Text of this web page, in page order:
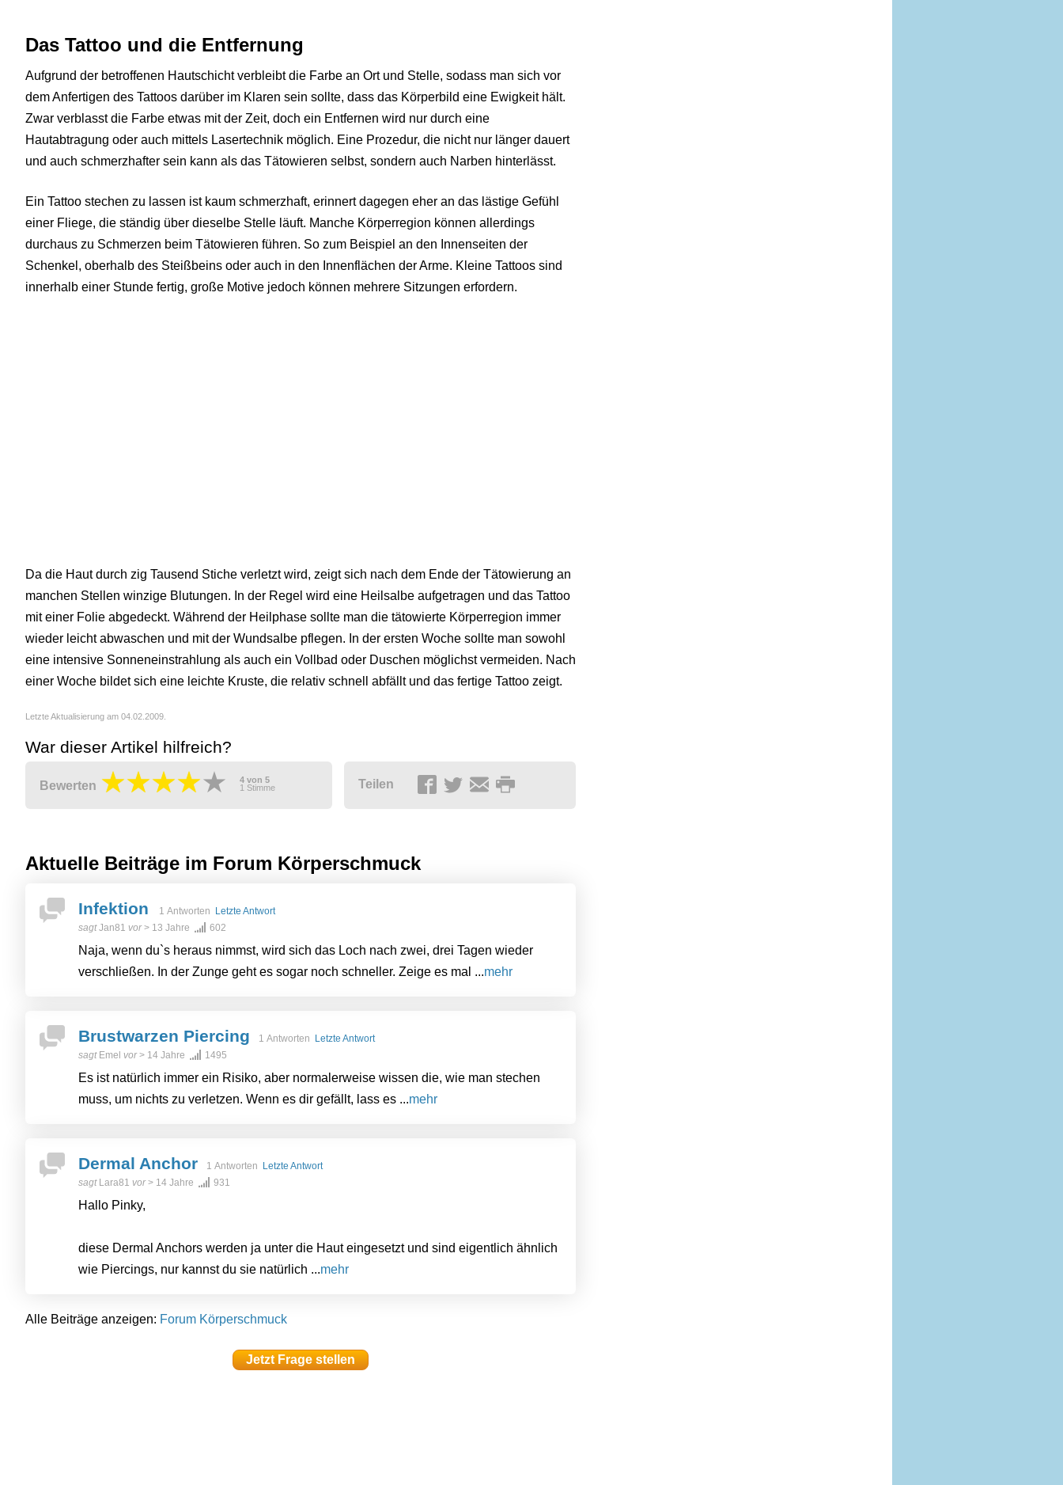
Das Tattoo und die Entfernung
Aufgrund der betroffenen Hautschicht verbleibt die Farbe an Ort und Stelle, sodass man sich vor
dem Anfertigen des Tattoos darüber im Klaren sein sollte, dass das Körperbild eine Ewigkeit hält.
Zwar verblasst die Farbe etwas mit der Zeit, doch ein Entfernen wird nur durch eine
Hautabtragung oder auch mittels Lasertechnik möglich. Eine Prozedur, die nicht nur länger dauert
und auch schmerzhafter sein kann als das Tätowieren selbst, sondern auch Narben hinterlässt.
Ein Tattoo stechen zu lassen ist kaum schmerzhaft, erinnert dagegen eher an das lästige Gefühl
einer Fliege, die ständig über dieselbe Stelle läuft. Manche Körperregion können allerdings
durchaus zu Schmerzen beim Tätowieren führen. So zum Beispiel an den Innenseiten der
Schenkel, oberhalb des Steißbeins oder auch in den Innenflächen der Arme. Kleine Tattoos sind
innerhalb einer Stunde fertig, große Motive jedoch können mehrere Sitzungen erfordern.
Da die Haut durch zig Tausend Stiche verletzt wird, zeigt sich nach dem Ende der Tätowierung an
manchen Stellen winzige Blutungen. In der Regel wird eine Heilsalbe aufgetragen und das Tattoo
mit einer Folie abgedeckt. Während der Heilphase sollte man die tätowierte Körperregion immer
wieder leicht abwaschen und mit der Wundsalbe pflegen. In der ersten Woche sollte man sowohl
eine intensive Sonneneinstrahlung als auch ein Vollbad oder Duschen möglichst vermeiden. Nach
einer Woche bildet sich eine leichte Kruste, die relativ schnell abfällt und das fertige Tattoo zeigt.
Letzte Aktualisierung am 04.02.2009.
War dieser Artikel hilfreich?
Bewerten 4 von 5
1 Stimme Teilen
Aktuelle Beiträge im Forum Körperschmuck
Infektion 1 Antworten Letzte Antwort
sagtJan81 vor> 13 Jahre 602
Naja, wenn du`s heraus nimmst, wird sich das Loch nach zwei, drei Tagen wieder
verschließen. In der Zunge geht es sogar noch schneller. Zeige es mal ...mehr
Brustwarzen Piercing 1 Antworten Letzte Antwort
sagt Emel vor> 14 Jahre 1495
Es ist natürlich immer ein Risiko, aber normalerweise wissen die, wie man stechen
muss, um nichts zu verletzen. Wenn es dir gefällt, lass es ...mehr
Dermal Anchor 1 Antworten Letzte Antwort
sagt Lara81 vor> 14 Jahre 931
Hallo Pinky,
diese Dermal Anchors werden ja unter die Haut eingesetzt und sind eigentlich ähnlich
wie Piercings, nur kannst du sie natürlich ...mehr
Alle Beiträge anzeigen: Forum Körperschmuck
Jetzt Frage stellen